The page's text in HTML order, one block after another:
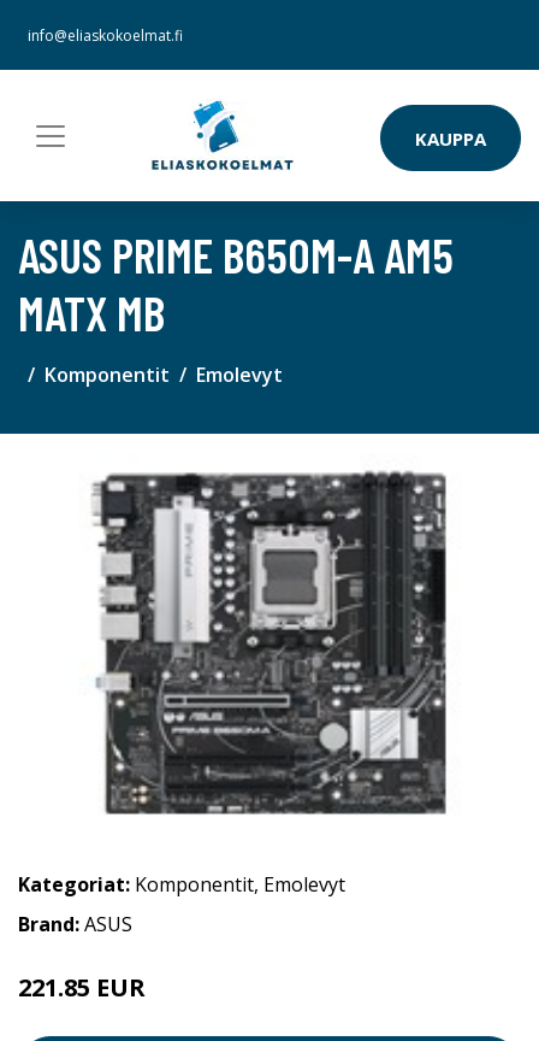
info@eliaskokoelmat.fi
KAUPPA
ASUS PRIME B650M-A AM5
MATX MB
Komponentit Emolevyt
Kategoriat: Komponentit, Emolevyt
Brand:ASUS
221.85 EUR